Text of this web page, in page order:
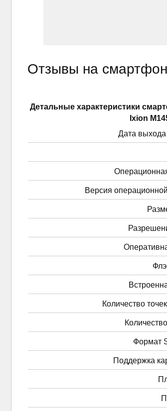
Отзывы на
Детальные характеристики
Ixion
Дата
Версия
Количество
Формат
Поддержка